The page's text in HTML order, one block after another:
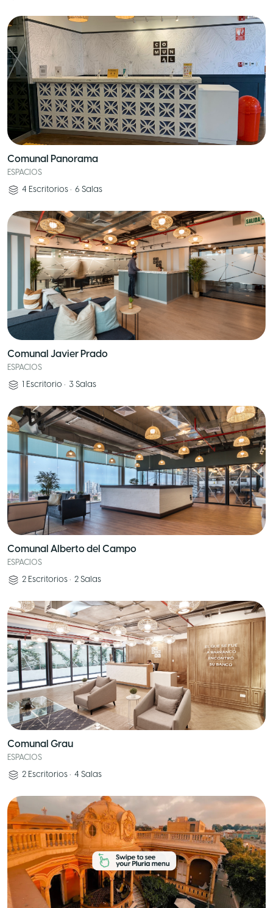
Comunal Panorama
ESPACIOS
4 Escritorios • 6 Salas
Comunal Javier Prado
ESPACIOS
1 Escritorio • 3 Salas
Comunal Alberto del Campo
ESPACIOS
2 Escritorios • 2 Salas
Comunal Grau
ESPACIOS
2 Escritorios • 4 Salas